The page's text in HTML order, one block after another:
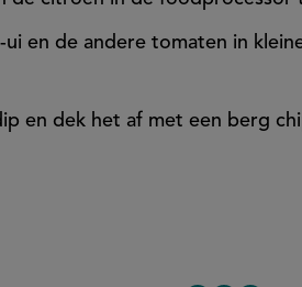
en de andere tomaten in
en dek het af met een berg